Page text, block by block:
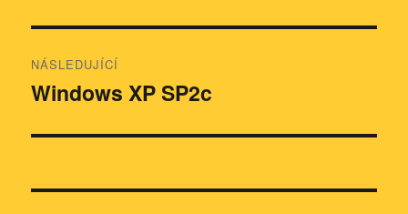
NÁSLEDUJÍCÍ
Následující
Windows XP SP2c